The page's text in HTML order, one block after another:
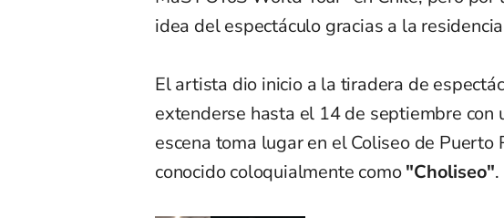
idea del espectáculo gracias a la
El artista dio inicio a la tiradera de
extenderse hasta el 14 de septiembre con
escena toma lugar en el Coliseo de
conocido coloquialmente como"Choliseo".